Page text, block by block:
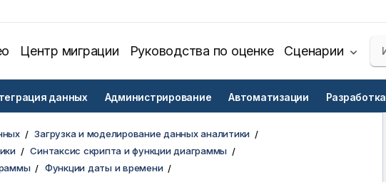
Центр миграции Руководства по оценке Сценарии
данных Администрирование Автоматизации Разработка
Загрузка и моделирование данных аналитики
Синтаксис скрипта и функции диаграммы
Функции даты и времени